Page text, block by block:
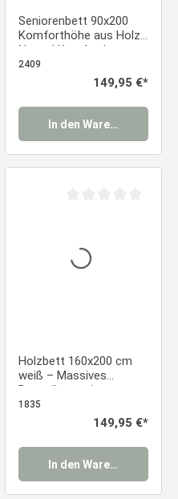
Seniorenbett 90x200
Komforthöhe aus Holz
Natur | Komfortbett
höhenverstellbar | ohne
2409
Regulärer Preis:
149,95 €*
In den Warenkorb
Holzbett 160x200 cm
weiß – Massives
Doppelbett mit
Lattenrost im modernen
1835
Regulärer Preis:
149,95 €*
In den Warenkorb